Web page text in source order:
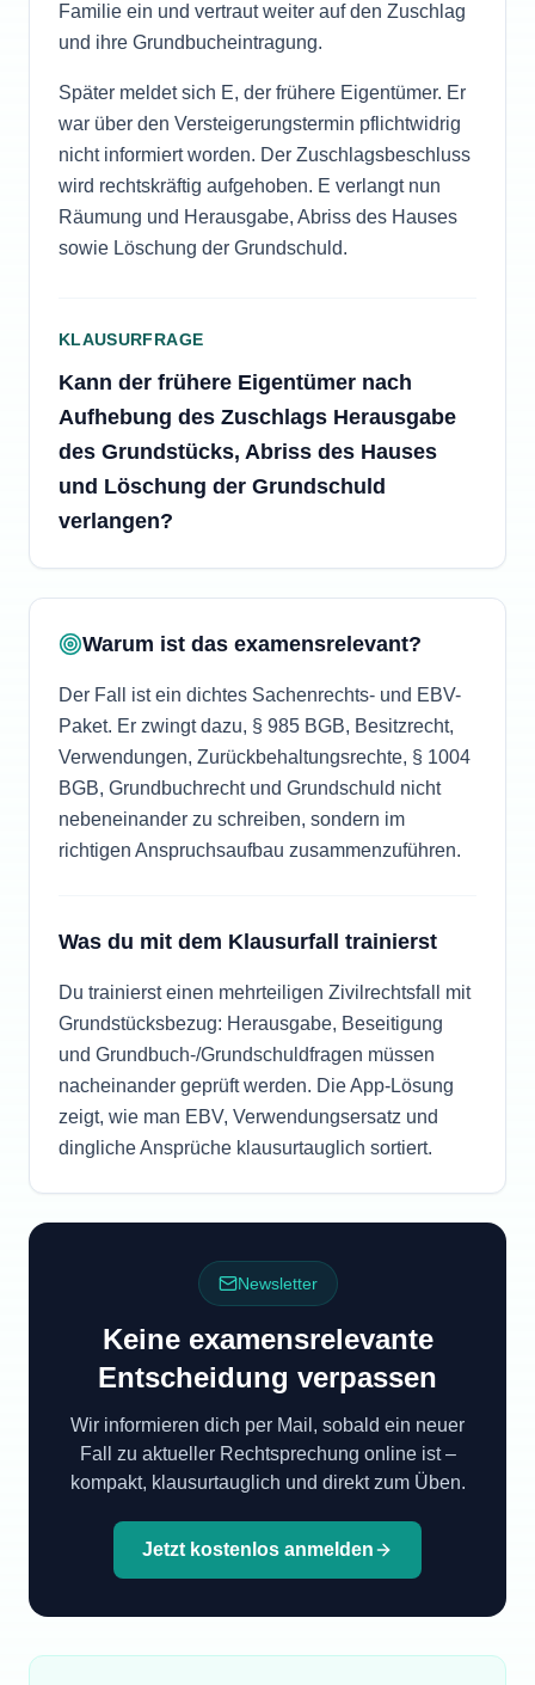
Familie ein und vertraut weiter auf den Zuschlag
und ihre Grundbucheintragung.
Später meldet sich E, der frühere Eigentümer. Er
war über den Versteigerungstermin pflichtwidrig
nicht informiert worden. Der Zuschlagsbeschluss
wird rechtskräftig aufgehoben. E verlangt nun
Räumung und Herausgabe, Abriss des Hauses
sowie Löschung der Grundschuld.
KLAUSURFRAGE
Kann der frühere Eigentümer nach
Aufhebung des Zuschlags Herausgabe
des Grundstücks, Abriss des Hauses
und Löschung der Grundschuld
verlangen?
Warum ist das examensrelevant?
Der Fall ist ein dichtes Sachenrechts- und EBV-
Paket. Er zwingt dazu, § 985 BGB, Besitzrecht,
Verwendungen, Zurückbehaltungsrechte, § 1004
BGB, Grundbuchrecht und Grundschuld nicht
nebeneinander zu schreiben, sondern im
richtigen Anspruchsaufbau zusammenzuführen.
Was du mit dem Klausurfall trainierst
Du trainierst einen mehrteiligen Zivilrechtsfall mit
Grundstücksbezug: Herausgabe, Beseitigung
und Grundbuch-/Grundschuldfragen müssen
nacheinander geprüft werden. Die App-Lösung
zeigt, wie man EBV, Verwendungsersatz und
dingliche Ansprüche klausurtauglich sortiert.
Newsletter
Keine examensrelevante
Entscheidung verpassen
Wir informieren dich per Mail, sobald ein neuer
Fall zu aktueller Rechtsprechung online ist –
kompakt, klausurtauglich und direkt zum Üben.
Jetzt kostenlos anmelden